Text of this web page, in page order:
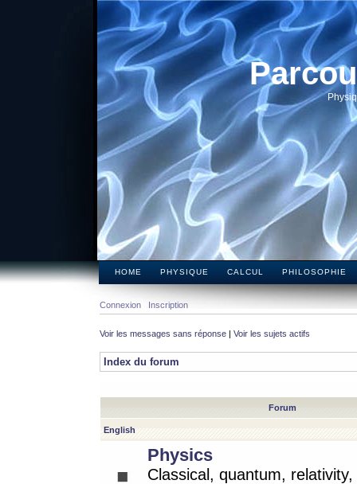
HOME PHYSIQUE CALCUL PHILOSOPHIE
Connexion Inscription
Voir les messages sans réponse | Voir les sujets actifs
Index du forum
Forum
English
Physics
Classical, quantum,